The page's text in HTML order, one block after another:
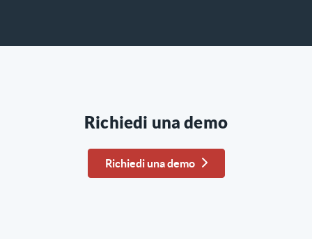
Richiedi una demo
Richiedi una demo